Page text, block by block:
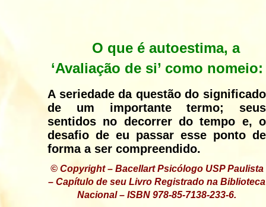
O que é autoestima, a
‘Avaliação de si’ como nomeio:
A seriedade da questão do significado
de um importante termo; seus
sentidos no decorrer do tempo e, o
desafio de eu passar esse ponto de
forma a ser compreendido.
© Copyright – Bacellart Psicólogo USP Paulista
– Capítulo de seu Livro Registrado na Biblioteca
Nacional – ISBN 978-85-7138-233-6.